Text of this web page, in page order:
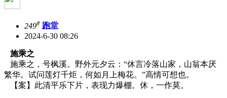
249# 跑堂
2024-6-30 08:26
施乘之
施乘之，号枫溪。野外元夕云：“休言冷落山家，山翁本厌
繁华。试问莲灯千炬，何如月上梅花。”高情可想也。
【案】此清平乐下片，表现力爆棚。休，一作莫。